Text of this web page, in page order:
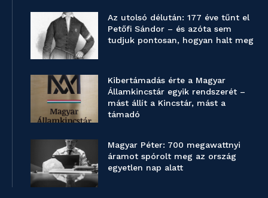
Az utolsó délután: 177 éve tűnt el
Petőfi Sándor – és azóta sem
tudjuk pontosan, hogyan halt meg
Kibertámadás érte a Magyar
Államkincstár egyik rendszerét –
mást állít a Kincstár, mást a
támadó
Magyar Péter: 700 megawattnyi
áramot spórolt meg az ország
egyetlen nap alatt